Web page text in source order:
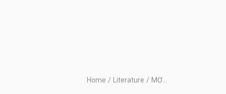
Home / Literature / MƠ…